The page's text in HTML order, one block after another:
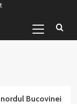
Menu
Bucovinei